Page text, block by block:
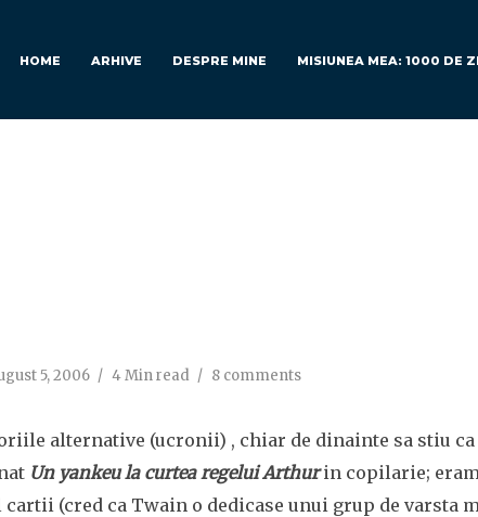
HOME ARHIVE DESPRE MINE MISIUNEA MEA: 1000 DE
5, 2006 4 Min read 8 comments
alternative (ucronii) , chiar de dinainte sa stiu ca
Un yankeu la curtea regelui Arthurin copilarie;
(cred ca Twain o dedicase unui grup de varsta